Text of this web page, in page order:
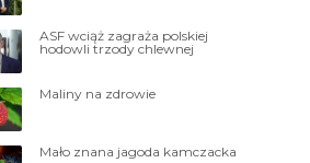
ASF wciąż zagraża polskiej
hodowli trzody chlewnej
Maliny na zdrowie
Mało znana jagoda kamczacka